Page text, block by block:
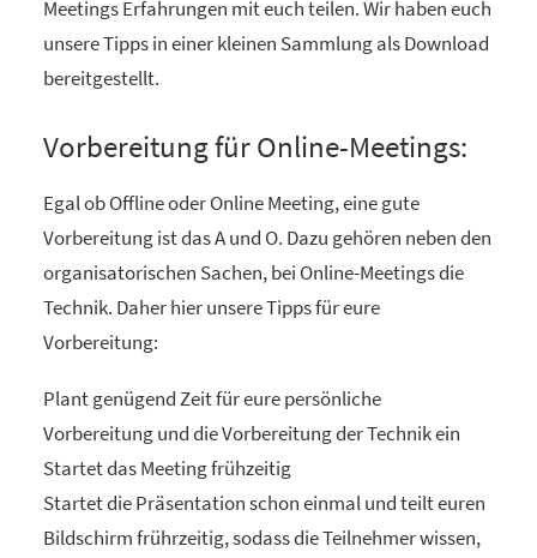
Meetings Erfahrungen mit euch teilen. Wir haben euch
unsere Tipps in einer kleinen Sammlung als Download
bereitgestellt.
Vorbereitung für Online-Meetings:
Egal ob Offline oder Online Meeting, eine gute
Vorbereitung ist das A und O. Dazu gehören neben den
organisatorischen Sachen, bei Online-Meetings die
Technik. Daher hier unsere Tipps für eure
Vorbereitung:
Plant genügend Zeit für eure persönliche
Vorbereitung und die Vorbereitung der Technik ein
Startet das Meeting frühzeitig
Startet die Präsentation schon einmal und teilt euren
Bildschirm frührzeitig, sodass die Teilnehmer wissen,